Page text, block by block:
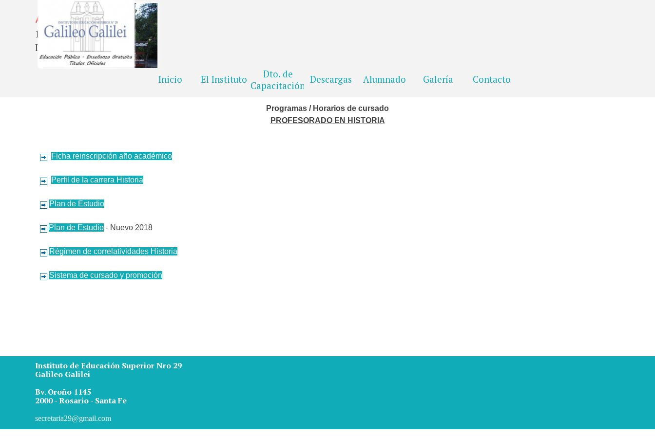
Atención
19.00 - 21.00
Lunes a Viernes
Saltar menú
Inicio El Instituto
Dto. de
Capacitación
Descargas Alumnado Galería Contacto
Programas / Horarios de cursado
PROFESORADO EN HISTORIA
Ficha reinscripción año académico
Perfil de la carrera Historia
Plan de Estudio
Plan de Estudio - Nuevo 2018
Régimen de correlatividades Historia
Sistema de cursado y promoción
Instituto de Educación Superior Nro 29
Galileo Galilei
Bv. Oroño 1145
2000 - Rosario - Santa Fe
secretaria29@gmail.com